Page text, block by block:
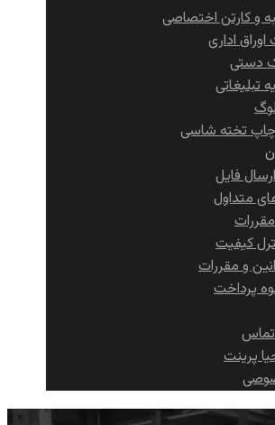
و کارتن اختصاصی
اداری
دستی
تخته شاسی
فایل
متداول
کیفیت
و مقررات
پرداخت
تماس
پرینت